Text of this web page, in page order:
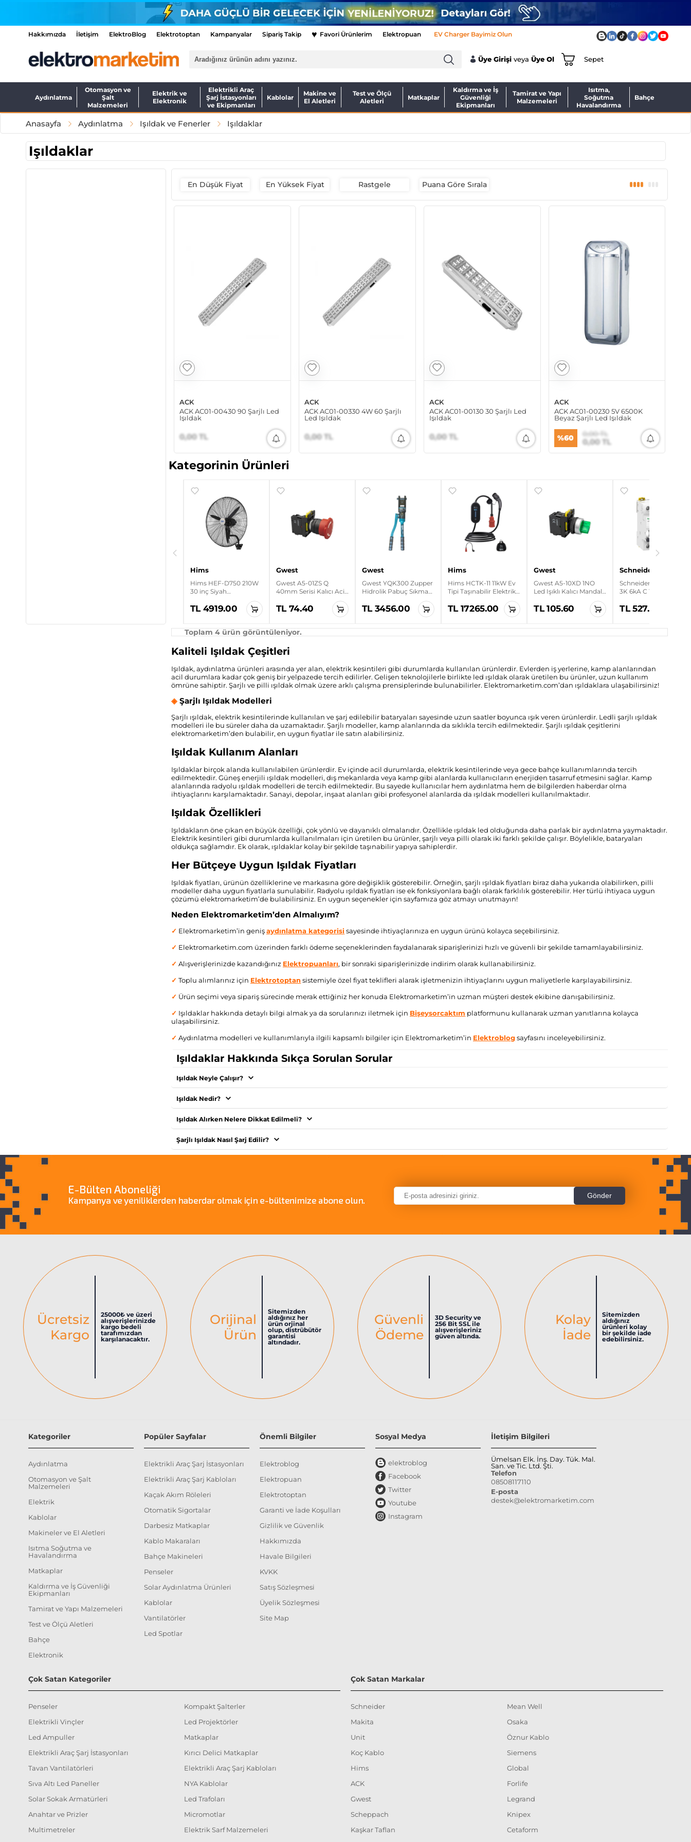
Hakkımızda İletişim ElektroBlog Elektrotoptan Kampanyalar Sipariş Takip ♥ Favori Ürünlerim Elektropuan EV Charger Bayimiz Olun
Üye Girişi veyaÜye Ol Sepet
Aydınlatma
Otomasyon ve
Şalt
Malzemeleri
Elektrik ve
Elektronik
Elektrikli Araç
Şarj İstasyonları
ve Ekipmanları
Kablolar
Makine ve
El Aletleri
Test ve Ölçü
Aletleri
Matkaplar
Kaldırma ve İş
Güvenliği
Ekipmanları
Tamirat ve Yapı
Malzemeleri
Isıtma,
Soğutma
Havalandırma
Bahçe
Anasayfa Aydınlatma Işıldak ve Fenerler Işıldaklar
Işıldaklar
En Düşük Fiyat En Yüksek Fiyat Rastgele Puana Göre Sırala
ACK
ACK AC01-00430 90 Şarjlı Led
Işıldak
0,00 TL
ACK
ACK AC01-00330 4W 60 Şarjlı
Led Işıldak
0,00 TL
ACK
ACK AC01-00130 30 Şarjlı Led
Işıldak
0,00 TL
ACK
ACK AC01-00230 5V 6500K
Beyaz Şarjlı Led Işıldak
%60 0,00 TL
0,00 TL
Kategorinin Ürünleri
Hims
Hims HEF-D750 210W
30 inç Siyah
Alüminyum 3 Kanatlı
Sanayi Tipi Duvar
TL 4919.00
Gwest
Gwest A5-01ZS Q
40mm Serisi Kalıcı Acil
TL 74.40
Gwest
Gwest YQK300 Zupper
Hidrolik Pabuç Sıkma
TL 3456.00
Hims
Hims HCTK-11 11kW Ev
Tipi Taşınabilir Elektrikli
TL 17265.00
Gwest
Gwest A5-10XD 1NO
Led Işıklı Kalıcı Mandal
TL 105.60
Schneider Electric
Schneider A9K24363
3K 6kA C Tipi 3x63A
TL 527.95
Toplam 4 ürün görüntüleniyor.
Kaliteli Işıldak Çeşitleri
Işıldak, aydınlatma ürünleri arasında yer alan, elektrik kesintileri gibi durumlarda kullanılan ürünlerdir. Evlerden iş yerlerine, kamp alanlarından
acil durumlara kadar çok geniş bir yelpazede tercih edilirler. Gelişen teknolojilerle birlikte led ışıldak olarak üretilen bu ürünler, uzun kullanım
ömrüne sahiptir. Şarjlı ve pilli ışıldak olmak üzere arklı çalışma prensiplerinde bulunabilirler. Elektromarketim.com’dan ışıldaklara ulaşabilirsiniz!
◈ Şarjlı Işıldak Modelleri
Şarjlı ışıldak, elektrik kesintilerinde kullanılan ve şarj edilebilir bataryaları sayesinde uzun saatler boyunca ışık veren ürünlerdir. Ledli şarjlı ışıldak
modelleri ile bu süreler daha da uzamaktadır. Şarjlı modeller, kamp alanlarında da sıklıkla tercih edilmektedir. Şarjlı ışıldak çeşitlerini
elektromarketim’den bulabilir, en uygun fiyatlar ile satın alabilirsiniz.
Işıldak Kullanım Alanları
Işıldaklar birçok alanda kullanılabilen ürünlerdir. Ev içinde acil durumlarda, elektrik kesintilerinde veya gece bahçe kullanımlarında tercih
edilmektedir. Güneş enerjili ışıldak modelleri, dış mekanlarda veya kamp gibi alanlarda kullanıcıların enerjiden tasarruf etmesini sağlar. Kamp
alanlarında radyolu ışıldak modelleri de tercih edilmektedir. Bu sayede kullanıcılar hem aydınlatma hem de bilgilerden haberdar olma
ihtiyaçlarını karşılamaktadır. Sanayi, depolar, inşaat alanları gibi profesyonel alanlarda da ışıldak modelleri kullanılmaktadır.
Işıldak Özellikleri
Işıldakların öne çıkan en büyük özelliği, çok yönlü ve dayanıklı olmalarıdır. Özellikle ışıldak led olduğunda daha parlak bir aydınlatma yaymaktadır.
Elektrik kesintileri gibi durumlarda kullanılmaları için üretilen bu ürünler, şarjlı veya pilli olarak iki farklı şekilde çalışır. Böylelikle, bataryaları
oldukça sağlamdır. Ek olarak, ışıldaklar kolay bir şekilde taşınabilir yapıya sahiplerdir.
Her Bütçeye Uygun Işıldak Fiyatları
Işıldak fiyatları, ürünün özelliklerine ve markasına göre değişiklik gösterebilir. Örneğin, şarjlı ışıldak fiyatları biraz daha yukarıda olabilirken, pilli
modeller daha uygun fiyatlarla sunulabilir. Radyolu ışıldak fiyatları ise ek fonksiyonlara bağlı olarak farklılık gösterebilir. Her türlü ihtiyaca uygun
çözümü elektromarketim’de bulabilirsiniz. En uygun seçenekler için sayfamıza göz atmayı unutmayın!
Neden Elektromarketim’den Almalıyım?
✓ Elektromarketim’in genişaydınlatma kategorisi sayesinde ihtiyaçlarınıza en uygun ürünü kolayca seçebilirsiniz.
✓ Elektromarketim.com üzerinden farklı ödeme seçeneklerinden faydalanarak siparişlerinizi hızlı ve güvenli bir şekilde tamamlayabilirsiniz.
✓ Alışverişlerinizde kazandığınız Elektropuanları, bir sonraki siparişlerinizde indirim olarak kullanabilirsiniz.
✓ Toplu alımlarınız için Elektrotoptansistemiyle özel fiyat teklifleri alarak işletmenizin ihtiyaçlarını uygun maliyetlerle karşılayabilirsiniz.
✓ Ürün seçimi veya sipariş sürecinde merak ettiğiniz her konuda Elektromarketim’in uzman müşteri destek ekibine danışabilirsiniz.
✓ Işıldaklar hakkında detaylı bilgi almak ya da sorularınızı iletmek için Bişeysorcaktım platformunu kullanarak uzman yanıtlarına kolayca
ulaşabilirsiniz.
✓ Aydınlatma modelleri ve kullanımlarıyla ilgili kapsamlı bilgiler için Elektromarketim’in Elektroblogsayfasını inceleyebilirsiniz.
Işıldaklar Hakkında Sıkça Sorulan Sorular
Işıldak Neyle Çalışır?
Işıldak Nedir?
Işıldak Alırken Nelere Dikkat Edilmeli?
Şarjlı Işıldak Nasıl Şarj Edilir?
Ücretsiz
Kargo
25000₺ ve üzeri
alışverişlerinizde
kargo bedeli
tarafımızdan
karşılanacaktır.
Orijinal
Ürün
Sitemizden
aldığınız her
ürün orjinal
olup, distrübütör
garantisi
altındadır.
Güvenli
Ödeme
3D Security ve
256 Bit SSL ile
alışverişleriniz
güven altında.
Kolay
İade
Sitemizden
aldığınız
ürünleri kolay
bir şekilde iade
edebilirsiniz.
Kategoriler
Aydınlatma
Otomasyon ve Şalt
Malzemeleri
Elektrik
Kablolar
Makineler ve El Aletleri
Isıtma Soğutma ve
Havalandırma
Matkaplar
Kaldırma ve İş Güvenliği
Ekipmanları
Tamirat ve Yapı Malzemeleri
Test ve Ölçü Aletleri
Bahçe
Elektronik
Popüler Sayfalar
Elektrikli Araç Şarj İstasyonları
Elektrikli Araç Şarj Kabloları
Kaçak Akım Röleleri
Otomatik Sigortalar
Darbesiz Matkaplar
Kablo Makaraları
Bahçe Makineleri
Penseler
Solar Aydınlatma Ürünleri
Kablolar
Vantilatörler
Led Spotlar
Önemli Bilgiler
Elektroblog
Elektropuan
Elektrotoptan
Garanti ve İade Koşulları
Gizlilik ve Güvenlik
Hakkımızda
Havale Bilgileri
KVKK
Satış Sözleşmesi
Üyelik Sözleşmesi
Site Map
Sosyal Medya
elektroblog
Facebook
Twitter
Youtube
Instagram
İletişim Bilgileri
Ümelsan Elk. İnş. Day. Tük. Mal.
San. ve Tic. Ltd. Şti.
Telefon
08508117110
E-posta
destek@elektromarketim.com
Çok Satan Kategoriler
Penseler
Elektrikli Vinçler
Led Ampuller
Elektrikli Araç Şarj İstasyonları
Tavan Vantilatörleri
Sıva Altı Led Paneller
Solar Sokak Armatürleri
Anahtar ve Prizler
Multimetreler
Kompakt Şalterler
Led Projektörler
Matkaplar
Kırıcı Delici Matkaplar
Elektrikli Araç Şarj Kabloları
NYA Kablolar
Led Trafoları
Micromotlar
Elektrik Sarf Malzemeleri
Çok Satan Markalar
Schneider
Makita
Unit
Koç Kablo
Hims
ACK
Gwest
Scheppach
Kaşkar Taflan
Mean Well
Osaka
Öznur Kablo
Siemens
Global
Forlife
Legrand
Knipex
Cetaform